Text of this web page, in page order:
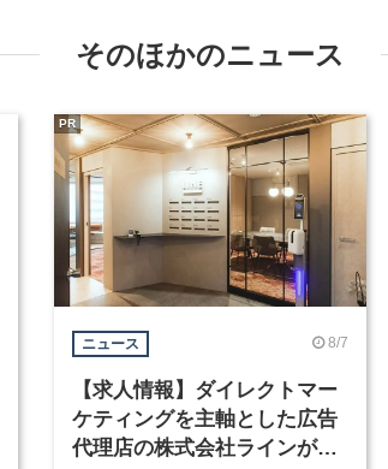
そのほかのニュース
ニュース 8/7
【求人情報】ダイレクトマー
ケティングを主軸とした広告
代理店の株式会社ラインが、
PR